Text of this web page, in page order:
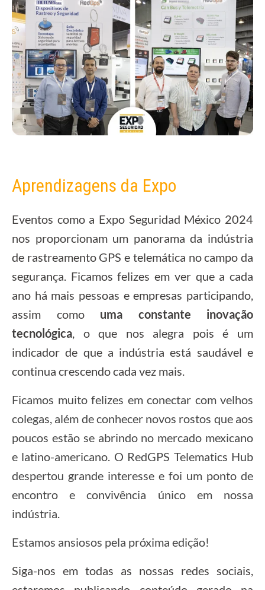
Aprendizagens da Expo
Eventos como a Expo Seguridad México 2024
nos proporcionam um panorama da indústria
de rastreamento GPS e telemática no campo da
segurança. Ficamos felizes em ver que a cada
ano há mais pessoas e empresas participando,
assim como uma constante inovação
tecnológica , o que nos alegra pois é um
indicador de que a indústria está saudável e
continua crescendo cada vez mais.
Ficamos muito felizes em conectar com velhos
colegas, além de conhecer novos rostos que aos
poucos estão se abrindo no mercado mexicano
e latino-americano. O RedGPS Telematics Hub
despertou grande interesse e foi um ponto de
encontro e convivência único em nossa
indústria.
Estamos ansiosos pela próxima edição!
Siga-nos em todas as nossas redes sociais,